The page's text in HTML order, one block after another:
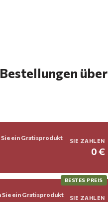
über
Sie ein Gratisprodukt SIE ZAHLEN
0 €
BESTES PREIS
Sie ein Gratisprodukt SIE ZAHLEN